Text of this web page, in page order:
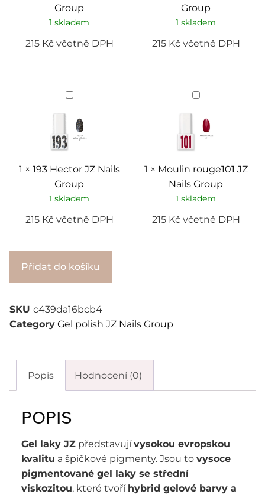
Group
1 skladem
215 Kč včetně DPH
Group
1 skladem
215 Kč včetně DPH
193
Hector
JZ
Nails
Group
1 × 193 Hector JZ Nails
Group
1 skladem
215 Kč včetně DPH
Moulin
rouge101
JZ
Nails
Group
1 × Moulin rouge101 JZ
Nails Group
1 skladem
215 Kč včetně DPH
Přidat do košíku
SKU c439da16bcb4
Category Gel polish JZ Nails Group
Popis Hodnocení (0)
POPIS
Gel laky JZ představujívysokou evropskou
kvalitu a špičkové pigmenty. Jsou to vysoce
pigmentované gel laky se střední
viskozitou, které tvoří hybrid gelové barvy a